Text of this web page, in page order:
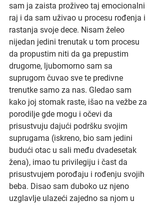
sam ja zaista proživeo taj emocionalni
raj i da sam uživao u procesu rođenja i
rastanja svoje dece. Nisam želeo
nijedan jedini trenutak u tom procesu
da propustim niti da ga prepustim
drugome, ljubomorno sam sa
suprugom čuvao sve te predivne
trenutke samo za nas. Gledao sam
kako joj stomak raste, išao na vežbe za
porodilje gde mogu i očevi da
prisustvuju dajući podršku svojim
suprugama (iskreno, bio sam jedini
budući otac u sali među dvadesetak
žena), imao tu privilegiju i čast da
prisustvujem porođaju i rođenju svojih
beba. Disao sam duboko uz njeno
uzglavlje ulazeći zajedno sa njom u